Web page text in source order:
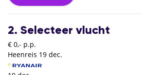
2. Selecteer vlucht
€ 0,- p.p.
Heenreis 19 dec.